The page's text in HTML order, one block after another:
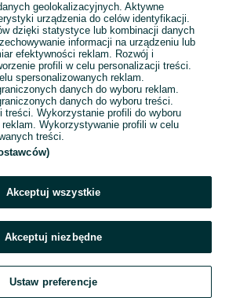
na stronę główną
geolokalizacyjnych. Aktywne
urządzenia do celów identyfikacji.
dzięki statystyce lub kombinacji danych
informacji na urządzeniu lub
efektywności reklam. Rozwój i
profili w celu personalizacji treści.
spersonalizowanych reklam.
danych do wyboru reklam.
danych do wyboru treści.
treści. Wykorzystanie profili do wyboru
Wykorzystywanie profili w celu
treści.
Akceptuj wszystkie
Akceptuj niezbędne
Ustaw preferencje